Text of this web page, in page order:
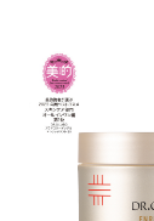
UVケア